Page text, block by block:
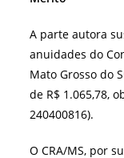
A parte autora
anuidades do
Mato Grosso do
de R$ 1.065,78,
240400816).
O CRA/MS, por